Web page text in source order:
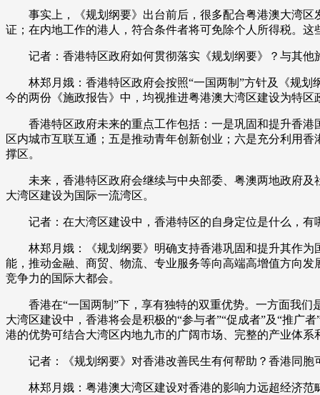
事实上，《规划纲要》出台前后，很多配合粤港澳大湾区
证；在内地工作的港人，符合条件者将可免除个人所得税。
记者：香港特区政府如何贯彻落实《规划纲要》？与其他
林郑月娥：香港特区政府会按照“一国两制”方针及《规划
今的两份《施政报告》中，均视推进粤港澳大湾区建设为特区
香港特区政府未来的重点工作包括：一是巩固和提升香港
区内城市互联互通；五是推动青年创新创业；六是充分利用
撑区。
未来，香港特区政府会继续与中央部委、粤澳两地政府及
大湾区建设为国际一流湾区。
记者：在大湾区建设中，香港特区的自身定位是什么，有
林郑月娥：《规划纲要》明确支持香港巩固和提升其作为
能，推动金融、商贸、物流、专业服务等向高端高增值方向
竞争力的国际大都会。
香港在“一国两制”下，享有独特的双重优势。一方面我们
大湾区建设中，香港将会是积极的“参与者”“促成者”及“推广
港的优势可结合大湾区内地九市的广阔市场、完整的产业体
记者：《规划纲要》对香港改善民生有何帮助？香港同胞
林郑月娥：粤港澳大湾区建设对香港的影响力远超经济范